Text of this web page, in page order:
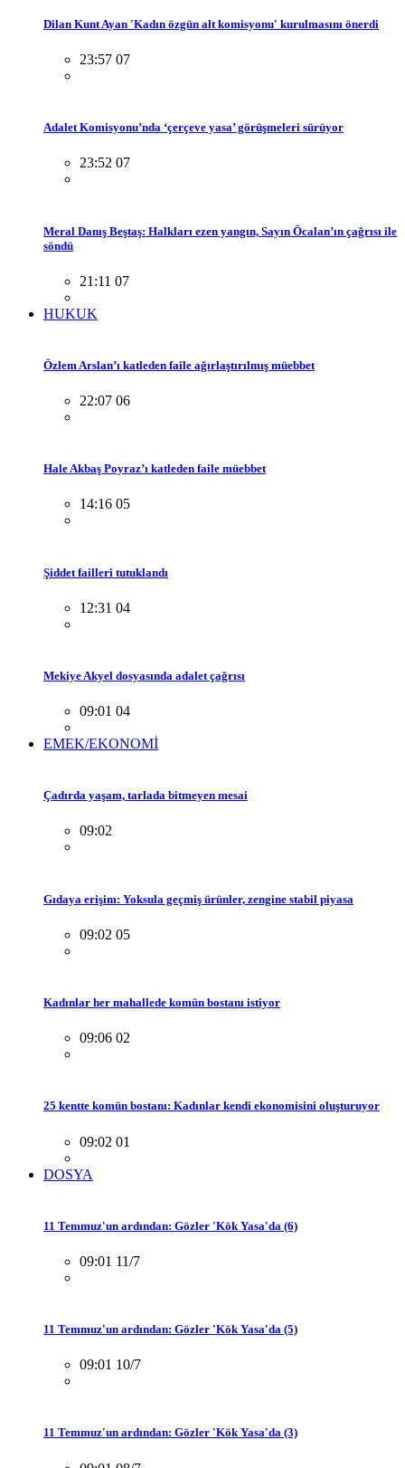
Dilan Kunt Ayan 'Kadın özgün alt komisyonu' kurulmasını önerdi
23:57 07
Adalet Komisyonu’nda ‘çerçeve yasa’ görüşmeleri sürüyor
23:52 07
Meral Danış Beştaş: Halkları ezen yangın, Sayın Öcalan’ın çağrısı ile
söndü
21:11 07
HUKUK
Özlem Arslan’ı katleden faile ağırlaştırılmış müebbet
22:07 06
Hale Akbaş Poyraz’ı katleden faile müebbet
14:16 05
Şiddet failleri tutuklandı
12:31 04
Mekiye Akyel dosyasında adalet çağrısı
09:01 04
EMEK/EKONOMİ
Çadırda yaşam, tarlada bitmeyen mesai
09:02
Gıdaya erişim: Yoksula geçmiş ürünler, zengine stabil piyasa
09:02 05
Kadınlar her mahallede komün bostanı istiyor
09:06 02
25 kentte komün bostanı: Kadınlar kendi ekonomisini oluşturuyor
09:02 01
DOSYA
11 Temmuz'un ardından: Gözler 'Kök Yasa'da (6)
09:01 11/7
11 Temmuz'un ardından: Gözler 'Kök Yasa'da (5)
09:01 10/7
11 Temmuz'un ardından: Gözler 'Kök Yasa'da (3)